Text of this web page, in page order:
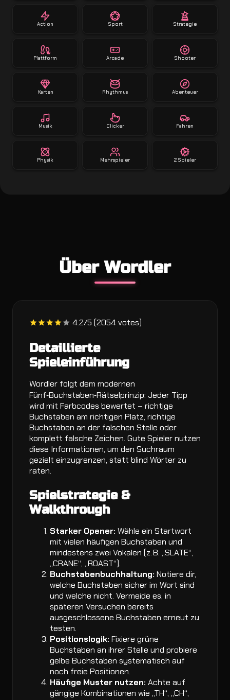
Action Sport Strategie
Plattform Arcade Shooter
Karten Rhythmus Abenteuer
Musik Clicker Fahren
Physik Mehrspieler 2 Spieler
Über Wordler
4.2/5 (2054 votes)
Detaillierte
Spieleinführung
Wordler folgt dem modernen
Fünf‑Buchstaben‑Rätselprinzip: Jeder Tipp
wird mit Farbcodes bewertet – richtige
Buchstaben am richtigen Platz, richtige
Buchstaben an der falschen Stelle oder
komplett falsche Zeichen. Gute Spieler nutzen
diese Informationen, um den Suchraum
gezielt einzugrenzen, statt blind Wörter zu
raten.
Spielstrategie &
Walkthrough
Starker Opener: Wähle ein Startwort
mit vielen häufigen Buchstaben und
mindestens zwei Vokalen (z. B. „SLATE“,
„CRANE“, „ROAST“).
Buchstabenbuchhaltung: Notiere dir,
welche Buchstaben sicher im Wort sind
und welche nicht. Vermeide es, in
späteren Versuchen bereits
ausgeschlossene Buchstaben erneut zu
testen.
Positionslogik: Fixiere grüne
Buchstaben an ihrer Stelle und probiere
gelbe Buchstaben systematisch auf
noch freie Positionen.
Häufige Muster nutzen: Achte auf
gängige Kombinationen wie „TH“, „CH“,